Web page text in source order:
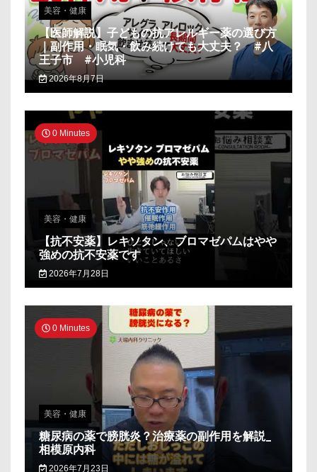
美容・健康
【医師解説】子どもの抗アレルギー薬の選び方
｜副作用・眠気・飲み続けても大丈夫？ #八
王子市 #小児科
2026年8月7日
0 Minutes
美容・健康
【抗不安薬】レキソタン、ブロマゼパムはやや
強めの抗不安薬です
2026年7月28日
0 Minutes
美容・健康
糖尿病の薬で膀胱炎？治療薬の副作用を解説_
相模原内科
2026年7月23日